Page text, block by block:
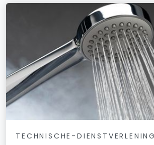
TECHNISCHE-DIENSTVERLENING